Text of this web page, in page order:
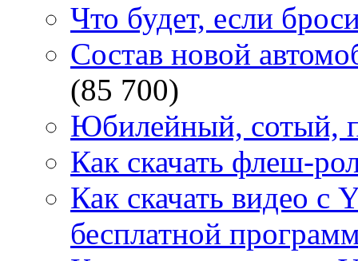
Что будет, если
Состав новой
(85 700)
Юбилейный, сотый,
Как скачать флеш-
Как скачать видео с
бесплатной